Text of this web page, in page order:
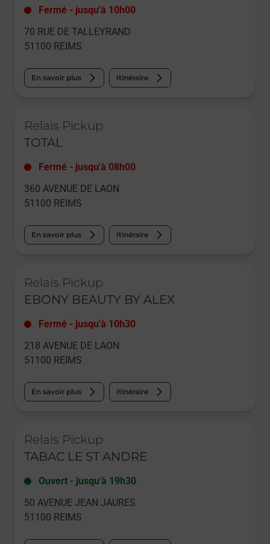
Fermé - jusqu'à 10h00
70 RUE DE TALLEYRAND
51100 REIMS
En savoir plus Itinéraire
Relais Pickup
TOTAL
Fermé - jusqu'à 08h00
360 AVENUE DE LAON
51100 REIMS
En savoir plus Itinéraire
Relais Pickup
EBONY BEAUTY BY ALEX
Fermé - jusqu'à 10h30
218 AVENUE DE LAON
51100 REIMS
En savoir plus Itinéraire
Relais Pickup
TABAC LE ST ANDRE
Ouvert - jusqu'à 19h30
50 AVENUE JEAN JAURES
51100 REIMS